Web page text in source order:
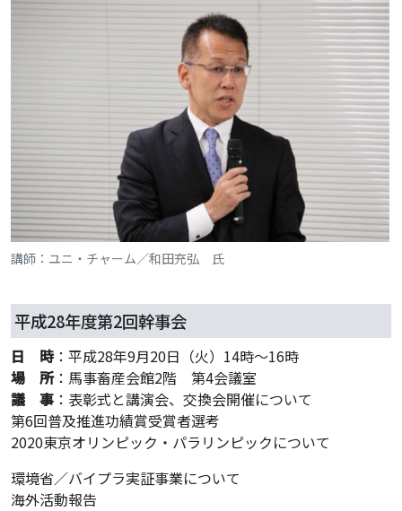
講師：ユニ・チャーム／和田充弘 氏
平成28年度第2回幹事会
日 時：平成28年9月20日（火）14時～16時
場 所：馬事畜産会館2階 第4会議室
議 事 ：表彰式と講演会、交換会開催について
第6回普及推進功績賞受賞者選考
2020東京オリンピック・パラリンピックについて
環境省／バイプラ実証事業について
海外活動報告